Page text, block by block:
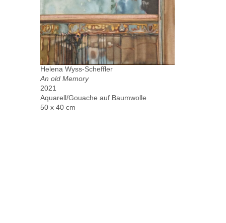
Helena Wyss-Scheffler
An old Memory
2021
Aquarell/Gouache auf Baumwolle
50 x 40 cm